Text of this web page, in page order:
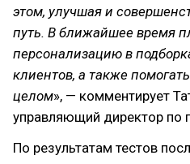
этом, улучшая и
путь. В ближайшее время
персонализацию в
клиентов, а также
целом», — комментирует
управляющий директор по
По результатам тестов